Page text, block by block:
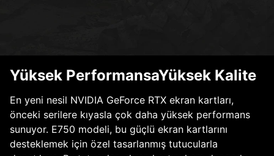
Yüksek PerformansaYüksek Kalite
En yeni nesil NVIDIA GeForce RTX ekran kartları,
önceki serilere kıyasla çok daha yüksek performans
sunuyor. E750 modeli, bu güçlü ekran kartlarını
desteklemek için özel tasarlanmış tutucularla